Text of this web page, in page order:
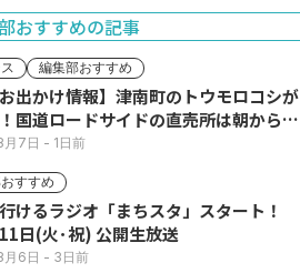
おすすめの記事
編集部おすすめ
お出かけ情報】津南町のトウモロコシが
国道ロードサイドの直売所は朝から長
7日 - 1日前
すすめ
けるラジオ「まちスタ」スタート！
日(火･祝) 公開生放送
6日 - 3日前